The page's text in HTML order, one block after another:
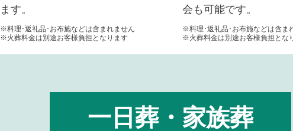
ます。
※料理･返礼品･お布施などは含まれません
※火葬料金は別途お客様負担となります
会も可能です。
※料理･返礼品･お布施などは含ま
※火葬料金は別途お客様負担とな
一日葬・家族葬